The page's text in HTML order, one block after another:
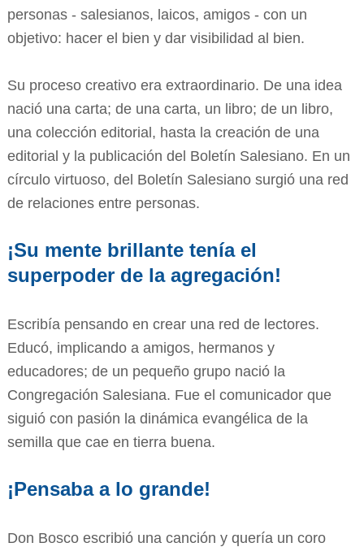
personas - salesianos, laicos, amigos - con un
objetivo: hacer el bien y dar visibilidad al bien.
Su proceso creativo era extraordinario. De una idea
nació una carta; de una carta, un libro; de un libro,
una colección editorial, hasta la creación de una
editorial y la publicación del Boletín Salesiano. En un
círculo virtuoso, del Boletín Salesiano surgió una red
de relaciones entre personas.
¡Su mente brillante tenía el
superpoder de la agregación!
Escribía pensando en crear una red de lectores.
Educó, implicando a amigos, hermanos y
educadores; de un pequeño grupo nació la
Congregación Salesiana. Fue el comunicador que
siguió con pasión la dinámica evangélica de la
semilla que cae en tierra buena.
¡Pensaba a lo grande!
Don Bosco escribió una canción y quería un coro